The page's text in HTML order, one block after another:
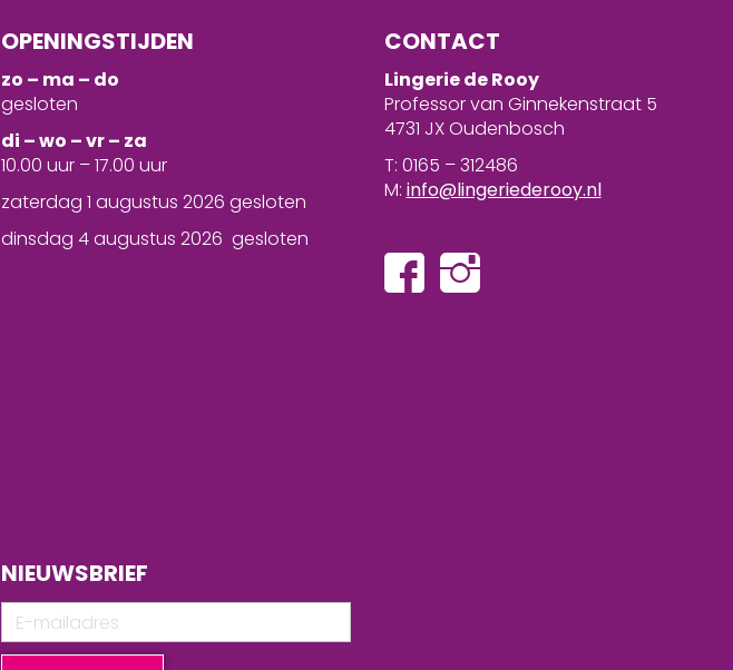
OPENINGSTIJDEN
zo – ma – do
gesloten
di – wo – vr – za
10.00 uur – 17.00 uur
zaterdag 1 augustus 2026 gesloten
dinsdag 4 augustus 2026 gesloten
NIEUWSBRIEF
CONTACT
Lingerie de Rooy
Professor van Ginnekenstraat 5
4731 JX Oudenbosch
T: 0165 – 312486
M: info@lingeriederooy.nl